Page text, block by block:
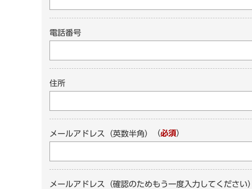
電話番号
住所
メールアドレス（英数半角） （必須）
メールアドレス（確認のためもう一度入力してください）